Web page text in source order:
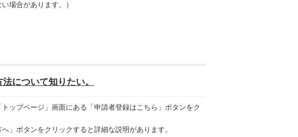
場合があります。）
について知りたい。
ップページ」画面にある「申請者登録はこちら」ボタンをク
」ボタンをクリックすると詳細な説明があります。